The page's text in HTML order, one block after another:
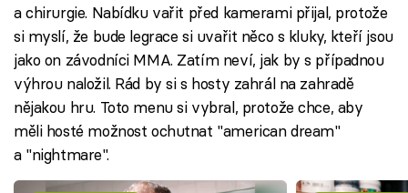
a chirurgie. Nabídku vařit před kamerami přijal, protože
si myslí, že bude legrace si uvařit něco s kluky, kteří jsou
jako on závodníci MMA. Zatím neví, jak by s případnou
výhrou naložil. Rád by si s hosty zahrál na zahradě
nějakou hru. Toto menu si vybral, protože chce, aby
měli hosté možnost ochutnat "american dream"
a "nightmare".